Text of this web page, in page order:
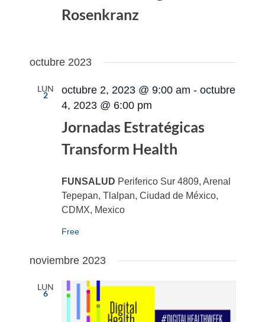
Rosenkranz
octubre 2023
LUN
2 octubre 2, 2023 @ 9:00 am - octubre
4, 2023 @ 6:00 pm
Jornadas Estratégicas
Transform Health
FUNSALUD Periferico Sur 4809, Arenal
Tepepan, Tlalpan, Ciudad de México,
CDMX, Mexico
Free
noviembre 2023
LUN
6